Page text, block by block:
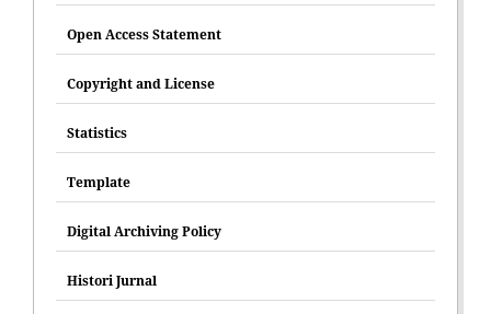
Open Access Statement
Copyright and License
Statistics
Template
Digital Archiving Policy
Histori Jurnal